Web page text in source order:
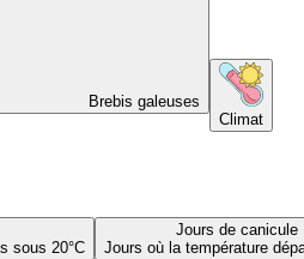
Brebis galeuses
Climat
sous 20°C
Jours de canicule
Jours où la température